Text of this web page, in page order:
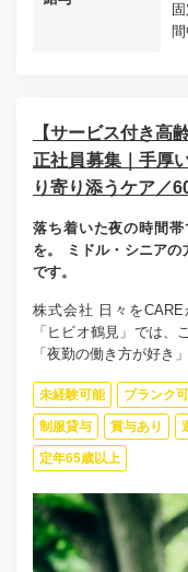
間
【サービス付き高
正社員募集｜手厚
り寄り添うケア／
落ち着いた夜の時間
を。 ミドル・シニア
です。
株式会社 日々を
「ヒビオ鶴見」では、
「夜勤の働き方が好き
未経験可能 ブランク
制服貸与 賞与あり
定年65歳以上